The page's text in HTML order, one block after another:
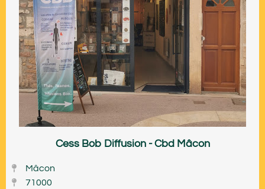
Cess Bob Diffusion - Cbd Mâcon
Mâcon
71000